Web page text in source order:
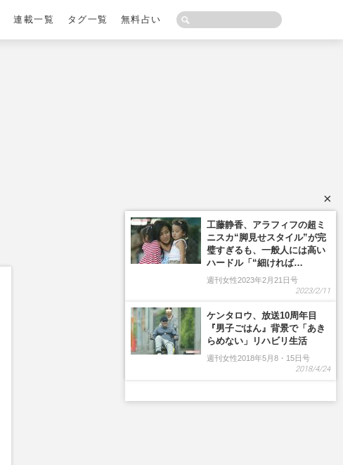
連載一覧 タグ一覧 無料占い
×
工藤静香、アラフィフの超ミ
ニスカ“脚見せスタイル”が完
璧すぎるも、一般人には高い
ハードル「“細ければ…
週刊女性2023年2月21日号
2023/2/11
ケンタロウ、放送10周年目
『男子ごはん』背景で「あき
らめない」リハビリ生活
週刊女性2018年5月8・15日号
2018/4/24